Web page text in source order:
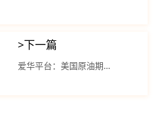
>下一篇
爱华平台：美国原油期货七个交易日以来首次下跌